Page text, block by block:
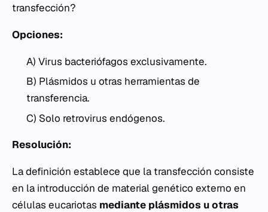
transfección?
Opciones:
A) Virus bacteriófagos exclusivamente.
B) Plásmidos u otras herramientas de
transferencia.
C) Solo retrovirus endógenos.
Resolución:
La definición establece que la transfección consiste
en la introducción de material genético externo en
células eucariotas mediante plásmidos u otras